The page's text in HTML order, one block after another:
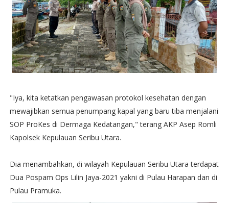
"Iya, kita ketatkan pengawasan protokol kesehatan dengan
mewajibkan semua penumpang kapal yang baru tiba menjalani
SOP ProKes di Dermaga Kedatangan," terang AKP Asep Romli
Kapolsek Kepulauan Seribu Utara.
Dia menambahkan, di wilayah Kepulauan Seribu Utara terdapat
Dua Pospam Ops Lilin Jaya-2021 yakni di Pulau Harapan dan di
Pulau Pramuka.